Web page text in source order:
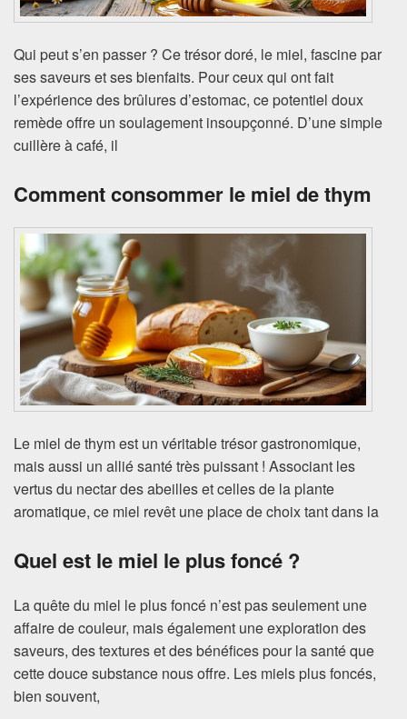
Qui peut s’en passer ? Ce trésor doré, le miel, fascine par
ses saveurs et ses bienfaits. Pour ceux qui ont fait
l’expérience des brûlures d’estomac, ce potentiel doux
remède offre un soulagement insoupçonné. D’une simple
cuillère à café, il
Comment consommer le miel de thym
Le miel de thym est un véritable trésor gastronomique,
mais aussi un allié santé très puissant ! Associant les
vertus du nectar des abeilles et celles de la plante
aromatique, ce miel revêt une place de choix tant dans la
Quel est le miel le plus foncé ?
La quête du miel le plus foncé n’est pas seulement une
affaire de couleur, mais également une exploration des
saveurs, des textures et des bénéfices pour la santé que
cette douce substance nous offre. Les miels plus foncés,
bien souvent,